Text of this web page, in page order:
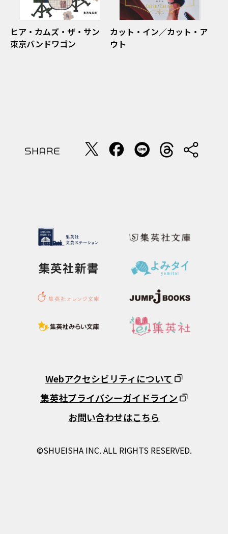
ヒア・カムズ・ザ・サン
東京バンドワゴン
カット・イン／カット・ア
ウト
Webアクセシビリティについて
集英社プライバシーガイドライン
お問い合わせはこちら
©SHUEISHA INC. ALL RIGHTS RESERVED.